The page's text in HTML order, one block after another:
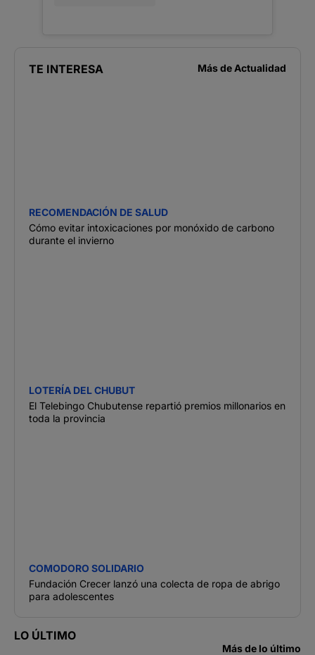
TE INTERESA Más de Actualidad
RECOMENDACIÓN DE SALUD
Cómo evitar intoxicaciones por monóxido de carbono
durante el invierno
LOTERÍA DEL CHUBUT
El Telebingo Chubutense repartió premios millonarios en
toda la provincia
COMODORO SOLIDARIO
Fundación Crecer lanzó una colecta de ropa de abrigo
para adolescentes
LO ÚLTIMO
Más de lo último